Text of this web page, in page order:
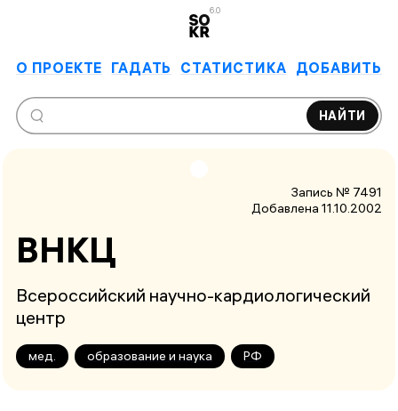
6.0
О ПРОЕКТЕ ГАДАТЬ СТАТИСТИКА ДОБАВИТЬ
НАЙТИ
Запись № 7491
Добавлена 11.10.2002
ВНКЦ
Всероссийский научно-кардиологический
центр
мед. образование и наука РФ